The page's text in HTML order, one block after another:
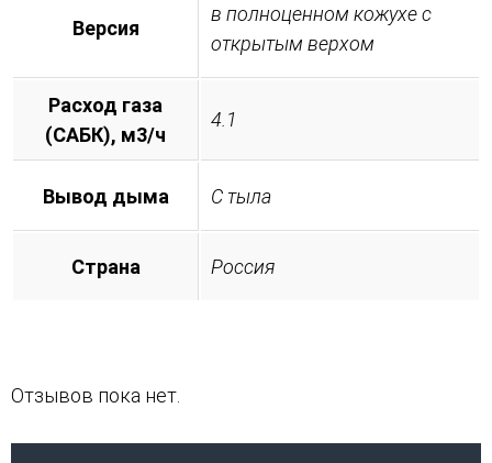
Версия
в полноценном кожухе с
открытым верхом
Расход газа
(САБК), м3/ч
4.1
Вывод дыма С тыла
Страна Россия
Отзывов пока нет.